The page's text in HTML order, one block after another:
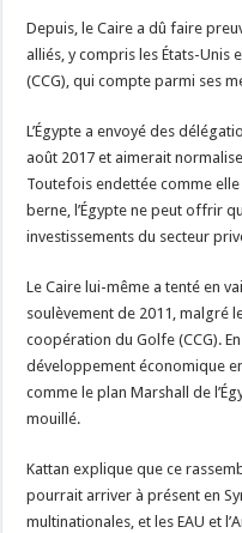
Depuis, le Caire a dû faire
alliés, y compris les États-
(CCG), qui compte parmi ses
L’Égypte a envoyé des
août 2017 et aimerait
Toutefois endettée comme
berne, l’Égypte ne peut offrir
investissements du secteur
Le Caire lui-même a tenté en
soulèvement de 2011, malgré
coopération du Golfe (CCG).
développement économique
comme le plan Marshall de
mouillé.
Kattan explique que ce
pourrait arriver à présent en
multinationales, et les EAU et